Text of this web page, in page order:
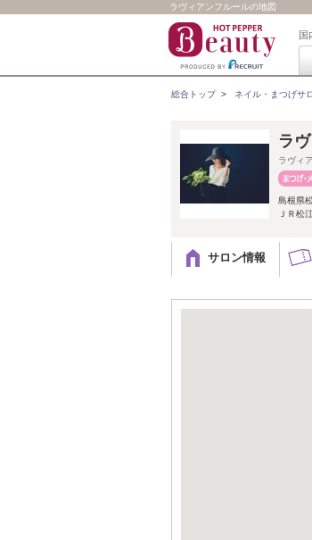
ラヴィアンフルールの地図
国
総合トップ> ネイル・まつげサ
ラ
ラヴィ
島根県
ＪＲ松
サロン情報